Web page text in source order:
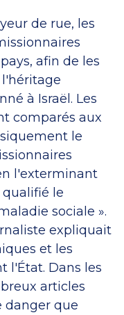
de rue, les
afin de les
à Israël. Les
comparés aux
le
l'exterminant
le
sociale ».
expliquait
et les
l'État. Dans les
articles
danger que